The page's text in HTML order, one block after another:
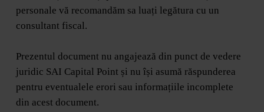
personale vă recomandăm sa luați legătura cu un
consultant fiscal.
Prezentul document nu angajează din punct de vedere
juridic SAI Capital Point și nu își asumă răspunderea
pentru eventualele erori sau informațiile incomplete
din acest document.